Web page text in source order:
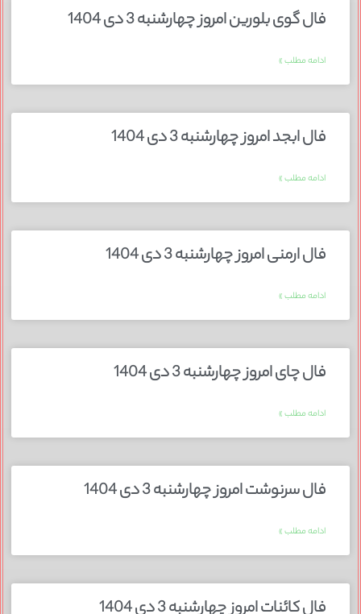
فال گوی بلورین امروز چهارشنبه 3 دی 1404
ادامه مطلب »
فال ابجد امروز چهارشنبه 3 دی 1404
ادامه مطلب »
فال ارمنی امروز چهارشنبه 3 دی 1404
ادامه مطلب »
فال چای امروز چهارشنبه 3 دی 1404
ادامه مطلب »
فال سرنوشت امروز چهارشنبه 3 دی 1404
ادامه مطلب »